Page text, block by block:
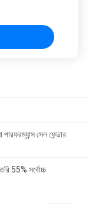
সেল ফেন্ডার
55% সর্বোচ্চ